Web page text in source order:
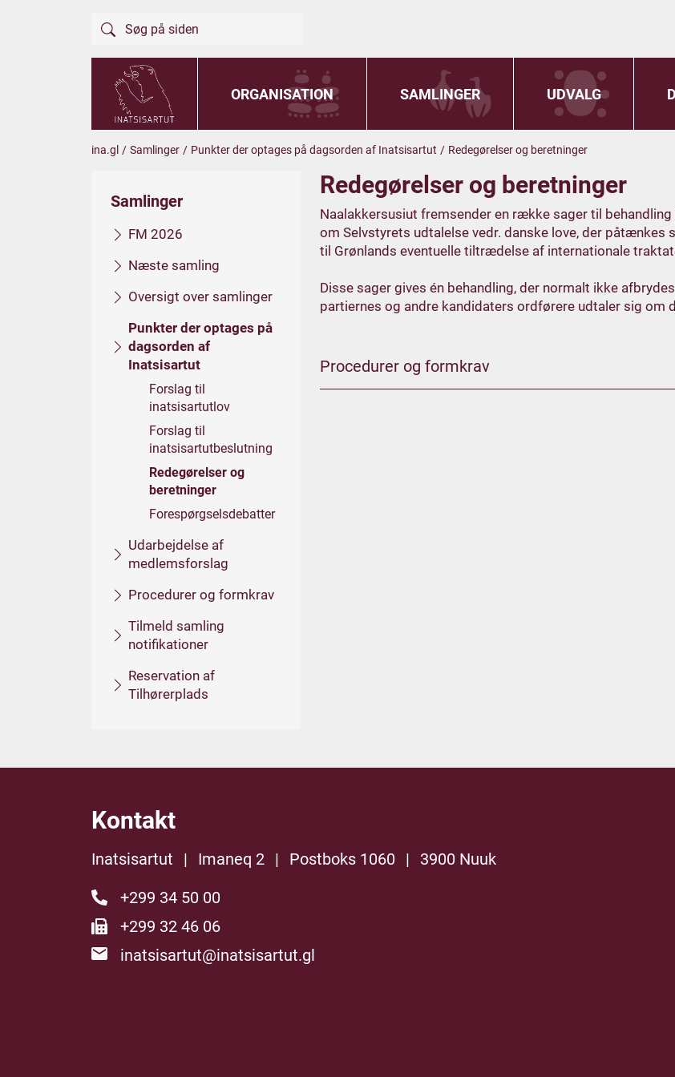
ORGANISATION SAMLINGER UDVALG
ina.gl / Samlinger / Punkter der optages på dagsorden af Inatsisartut / Redegørelser og beretninger
Samlinger
FM 2026
Næste samling
Oversigt over samlinger
Punkter der optages på
dagsorden af
Inatsisartut
Forslag til
inatsisartutlov
Forslag til
inatsisartutbeslutning
Redegørelser og
beretninger
Forespørgselsdebatter
Udarbejdelse af
medlemsforslag
Procedurer og formkrav
Tilmeld samling
notifikationer
Reservation af
Tilhørerplads
Redegørelser og beretninger
Naalakkersusiut fremsender en række sager til
om Selvstyrets udtalelse vedr. danske love, der
til Grønlands eventuelle tiltrædelse af internationale
Disse sager gives én behandling, der normalt ikke
partiernes og andre kandidaters ordførere udtaler sig om
Procedurer og formkrav
Kontakt
Inatsisartut | Imaneq 2 | Postboks 1060 |
3900 Nuuk
+299 34 50 00
+299 32 46 06
inatsisartut@inatsisartut.gl